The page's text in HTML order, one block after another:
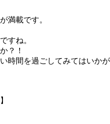
満載です。
すね。
？！
時間を過ごしてみてはいかが